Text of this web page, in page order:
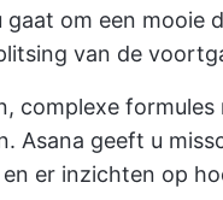
om een mooie
van de
complexe
Asana geeft u
er inzichten op